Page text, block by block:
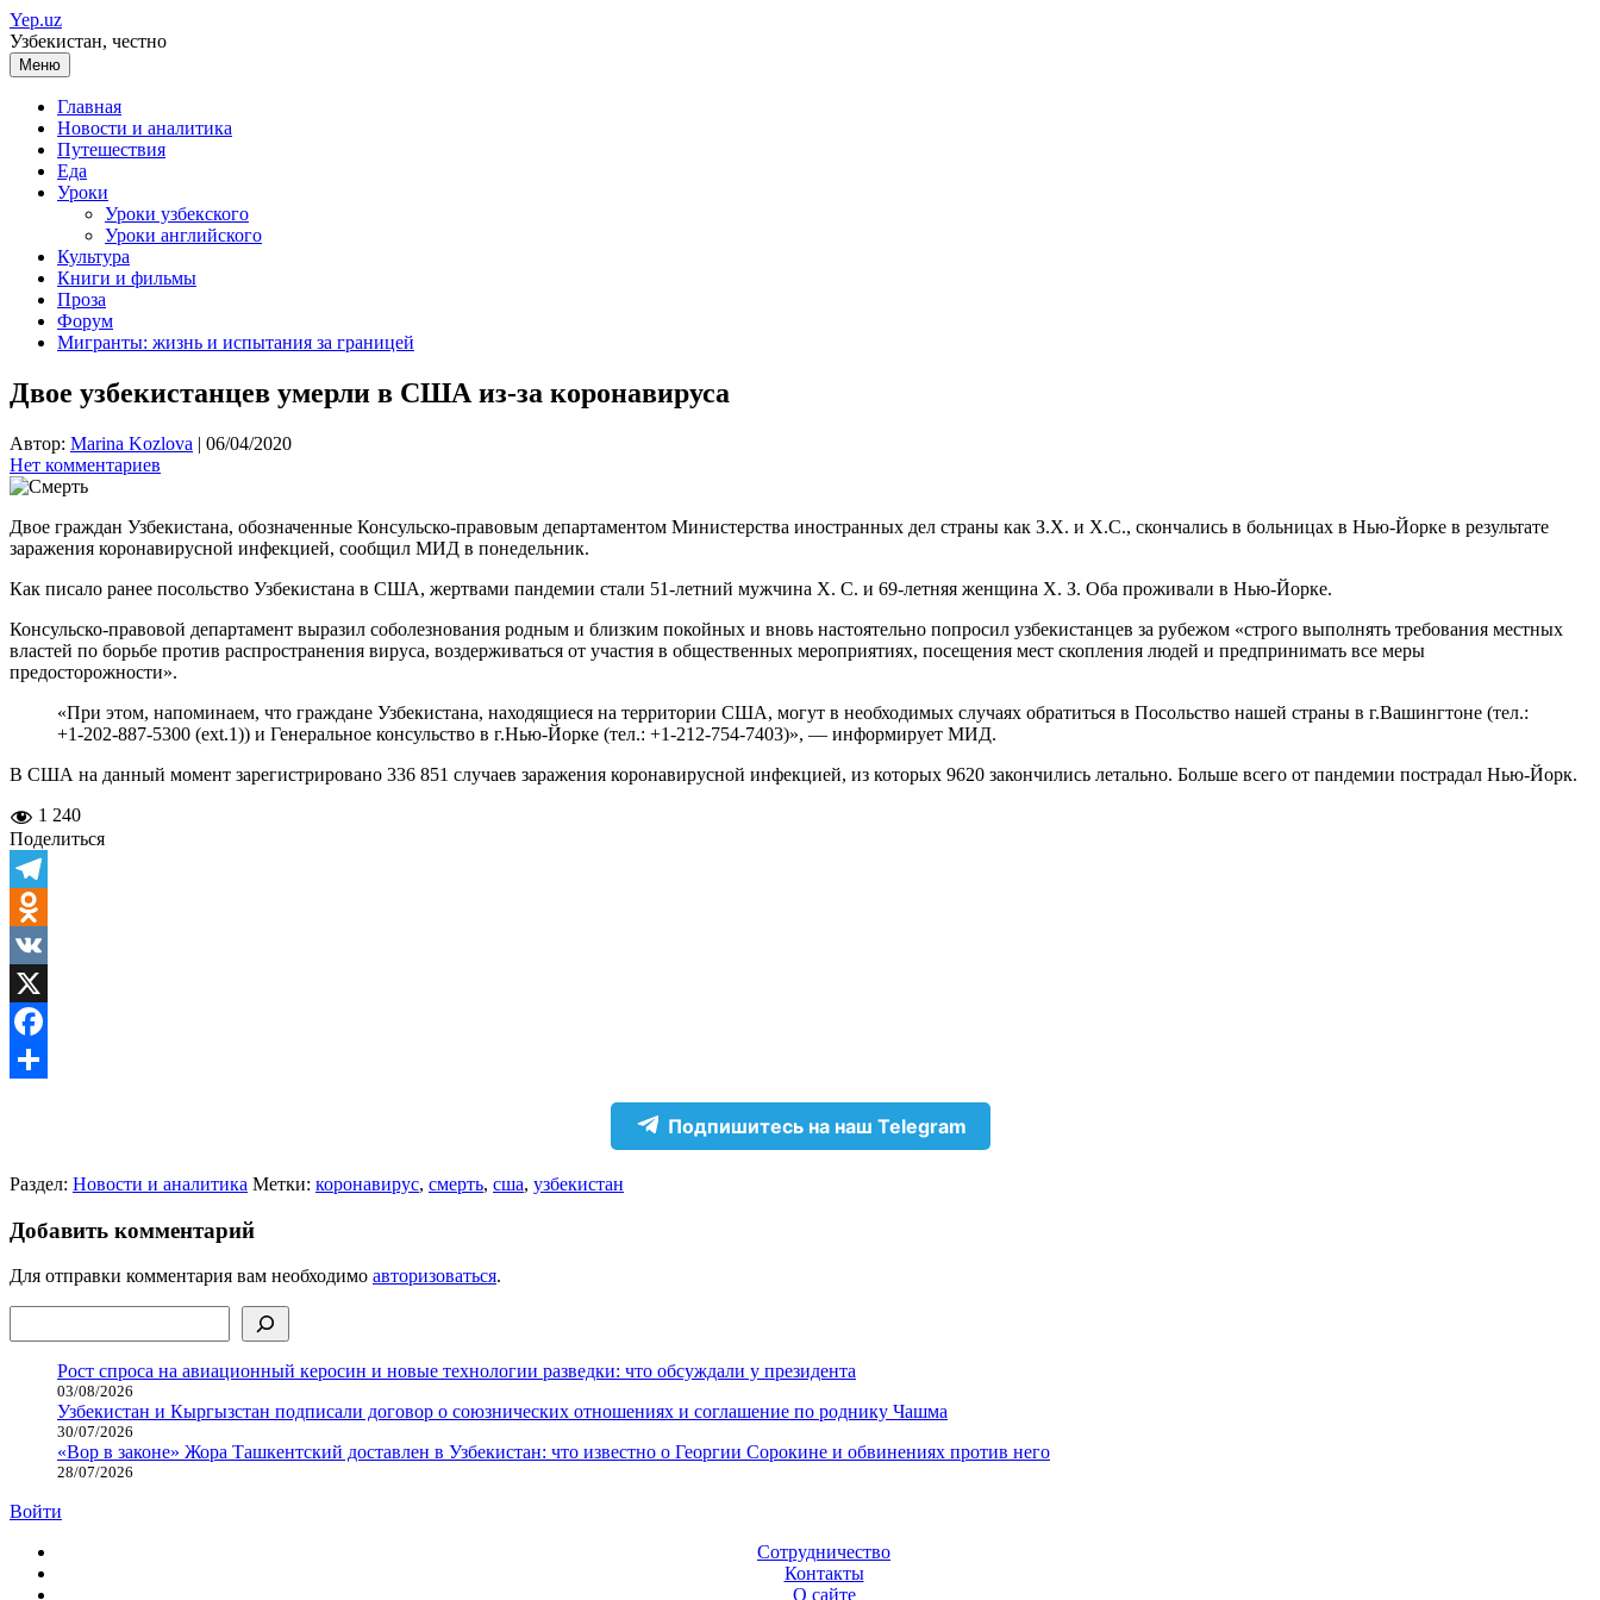
Перейти
к
содержимому
Yep.uz
Узбекистан, честно
Меню
Главная
Новости и аналитика
Путешествия
Еда
Уроки
Уроки узбекского
Уроки английского
Культура
Книги и фильмы
Проза
Форум
Мигранты: жизнь и испытания за границей
Двое узбекистанцев умерли в США из-за коронавируса
Автор: Marina Kozlova | 06/04/2020
Нет комментариев
Двое граждан Узбекистана, обозначенные Консульско-правовым департаментом Министерства иностранных дел страны как З.Х. и Х.С., скончались в больницах в Нью-Йорке в результате
заражения коронавирусной инфекцией, сообщил МИД в понедельник.
Как писало ранее посольство Узбекистана в США, жертвами пандемии стали 51-летний мужчина Х. С. и 69-летняя женщина Х. З. Оба проживали в Нью-Йорке.
Консульско-правовой департамент выразил соболезнования родным и близким покойных и вновь настоятельно попросил узбекистанцев за рубежом «строго выполнять требования местных
властей по борьбе против распространения вируса, воздерживаться от участия в общественных мероприятиях, посещения мест скопления людей и предпринимать все меры
предосторожности».
«При этом, напоминаем, что граждане Узбекистана, находящиеся на территории США, могут в необходимых случаях обратиться в Посольство нашей страны в г.Вашингтоне (тел.:
+1-202-887-5300 (ext.1)) и Генеральное консульство в г.Нью-Йорке (тел.: +1-212-754-7403)», — информирует МИД.
В США на данный момент зарегистрировано 336 851 случаев заражения коронавирусной инфекцией, из которых 9620 закончились летально. Больше всего от пандемии пострадал Нью-Йорк.
1 240
Поделиться
Telegram
Odnoklassniki
VK
X
Facebook
Подпишитесь на наш Telegram
Раздел: Новости и аналитика Метки: коронавирус, смерть, сша, узбекистан
Добавить комментарий
Для отправки комментария вам необходимо авторизоваться.
Рост спроса на авиационный керосин и новые технологии разведки: что обсуждали у президента
03/08/2026
Узбекистан и Кыргызстан подписали договор о союзнических отношениях и соглашение по роднику Чашма
30/07/2026
«Вор в законе» Жора Ташкентский доставлен в Узбекистан: что известно о Георгии Сорокине и обвинениях против него
28/07/2026
Войти
Сотрудничество
Контакты
О сайте